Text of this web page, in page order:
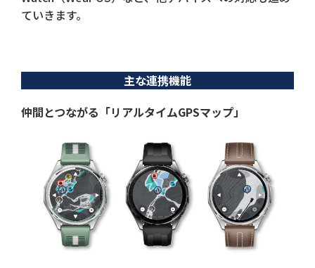
ていきます。
主な連携機能
仲間とつながる「リアルタイムGPSマップ」